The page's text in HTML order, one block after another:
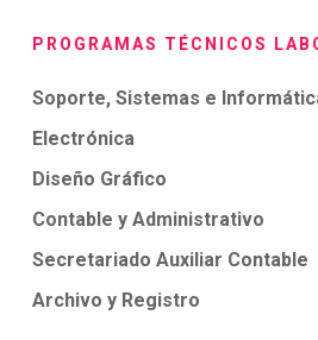
PROGRAMAS TÉCNICOS
Soporte, Sistemas e
Electrónica
Diseño Gráfico
Contable y Administrativo
Secretariado Auxiliar Contable
Archivo y Registro